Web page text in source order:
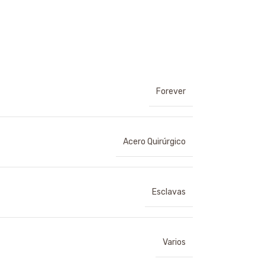
Forever
Acero Quirúrgico
Esclavas
Varios